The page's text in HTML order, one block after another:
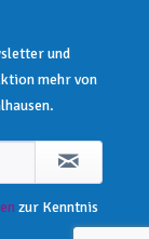
und
mehr von
zur Kenntnis